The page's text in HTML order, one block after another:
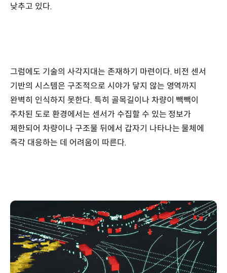
낮추고 있다.
그럼에도 기술의 사각지대는 존재하기 마련이다. 비전 센서
기반의 시스템은 구조적으로 시야가 닿지 않는 영역까지
완벽히 인식하지 못한다. 특히 골목길이나 차량이 빽빽이
주차된 도로 환경에서는 센서가 수집할 수 있는 정보가
제한되어 차량이나 구조물 뒤에서 갑자기 나타나는 물체에
즉각 대응하는 데 어려움이 따른다.